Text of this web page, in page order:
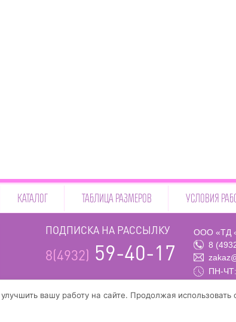
КАТАЛОГ ТАБЛИЦА РАЗМЕРОВ УСЛОВИЯ
ПОДПИСКА НА РАССЫЛКУ
8(4932) 59-40-17
ООО «ТД
8
ПН-
вашу работу на сайте. Продолжая использовать